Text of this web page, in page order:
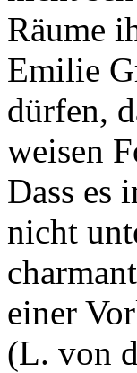
Räume
Emilie
dürfen,
weisen
Dass es
nicht
einer
(L. von